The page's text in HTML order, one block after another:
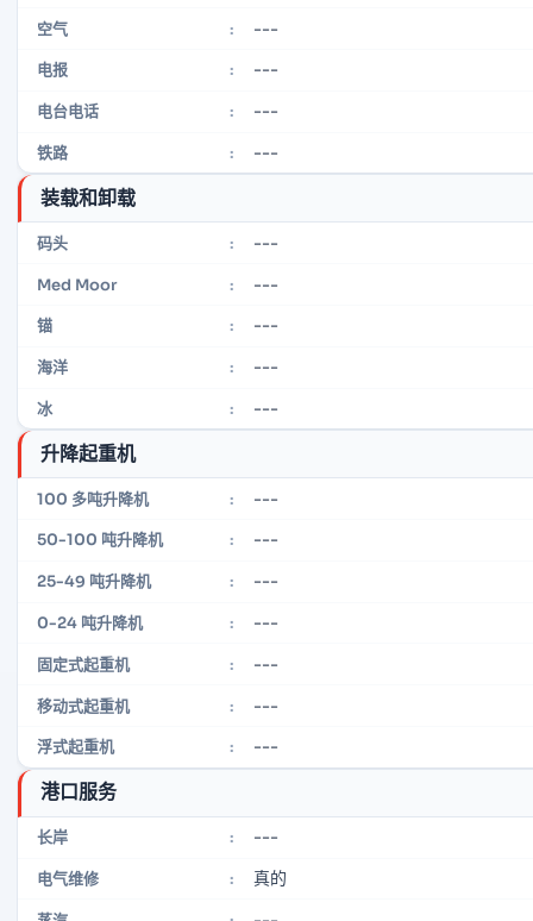
空气 : ---
电报 : ---
电台电话 : ---
铁路 : ---
装载和卸载
码头 : ---
Med Moor : ---
锚 : ---
海洋 : ---
冰 : ---
升降起重机
100 多吨升降机 : ---
50-100 吨升降机 : ---
25-49 吨升降机 : ---
0-24 吨升降机 : ---
固定式起重机 : ---
移动式起重机 : ---
浮式起重机 : ---
港口服务
长岸 : ---
电气维修 : 真的